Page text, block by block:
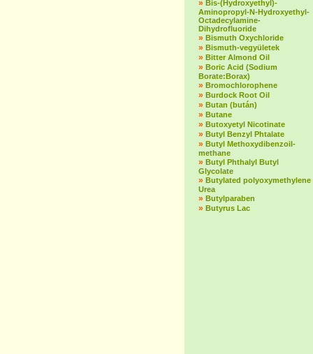
» Bis-(Hydroxyethyl)-
Aminopropyl-N-Hydroxyethyl-
Octadecylamine-
Dihydrofluoride
» Bismuth Oxychloride
» Bismuth-vegyületek
» Bitter Almond Oil
» Boric Acid (Sodium
Borate:Borax)
» Bromochlorophene
» Burdock Root Oil
» Butan (bután)
» Butane
» Butoxyetyl Nicotinate
» Butyl Benzyl Phtalate
» Butyl Methoxydibenzoil-
methane
» Butyl Phthalyl Butyl
Glycolate
» Butylated polyoxymethylene
Urea
» Butylparaben
» Butyrus Lac